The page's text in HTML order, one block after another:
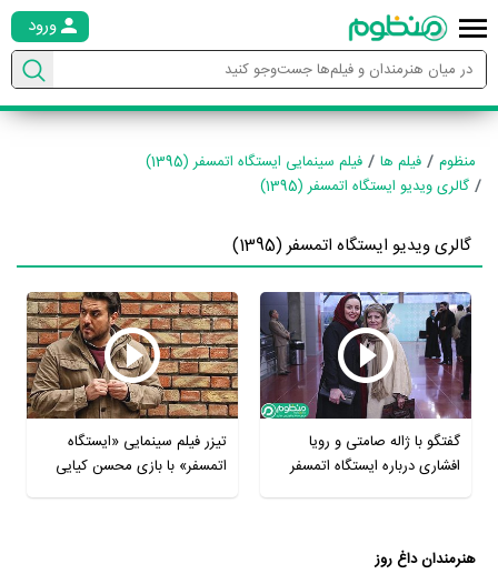
ورود
منظوم فیلم ها
فیلم سینمایی ایستگاه اتمسفر (1395)
گالری ویدیو ایستگاه اتمسفر (1395)
گالری ویدیو ایستگاه اتمسفر (1395)
گفتگو با ژاله صامتی و رویا
افشاری درباره ایستگاه اتمسفر
تیزر فیلم سینمایی «ایستگاه
اتمسفر» با بازی محسن کیایی
هنرمندان داغ روز